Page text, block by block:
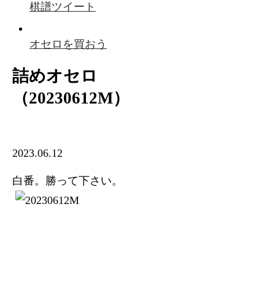
棋譜ツイート
オセロを買おう
詰めオセロ
（20230612M）
2023.06.12
白番。勝って下さい。